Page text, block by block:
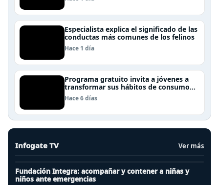
Especialista explica el significado de las
conductas más comunes de los felinos
Hace 1 día
Programa gratuito invita a jóvenes a
transformar sus hábitos de consumo
cosmético, alimenticio y de moda
Hace 6 días
Infogate TV Ver más
Fundación Integra: acompañar y contener a niñas y
niños ante emergencias